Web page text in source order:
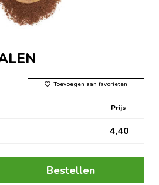
Toevoegen aan favorieten
Prijs
4,40
Bestellen